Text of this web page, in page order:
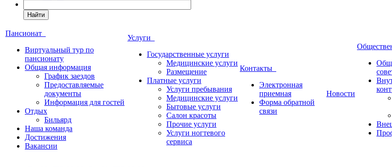
Найти
Пансионат
Виртуальный тур по
пансионату
Общая информация
График заездов
Предоставляемые
документы
Информация для гостей
Отдых
Бильярд
Наша команда
Достижения
Вакансии
Услуги
Государственные услуги
Медицинские услуги
Размещение
Платные услуги
Услуги пребывания
Медицинские услуги
Бытовые услуги
Салон красоты
Прочие услуги
Услуги ногтевого
сервиса
Контакты
Электронная
приемная
Форма обратной
связи
Новости